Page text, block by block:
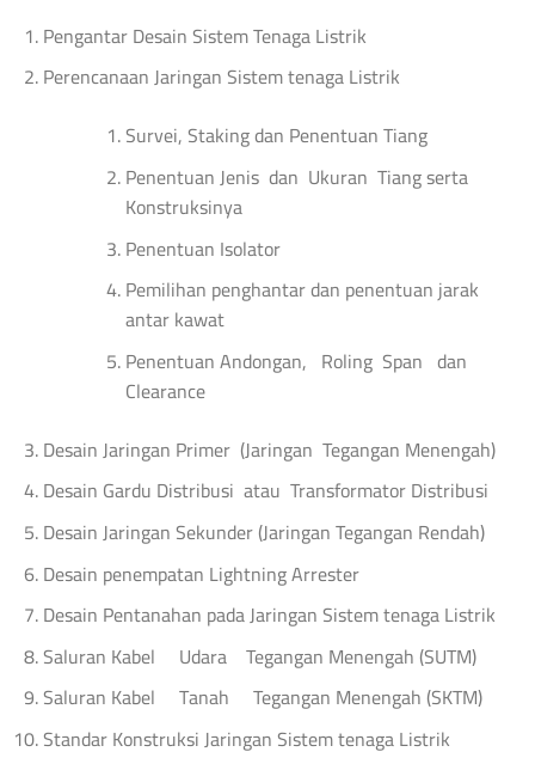
Pengantar Desain Sistem Tenaga Listrik
Perencanaan Jaringan Sistem tenaga Listrik
Survei, Staking dan Penentuan Tiang
Penentuan Jenis dan Ukuran Tiang serta
Konstruksinya
Penentuan Isolator
Pemilihan penghantar dan penentuan jarak
antar kawat
Penentuan Andongan, Roling Span dan
Clearance
Desain Jaringan Primer (Jaringan Tegangan Menengah)
Desain Gardu Distribusi atau Transformator Distribusi
Desain Jaringan Sekunder (Jaringan Tegangan Rendah)
Desain penempatan Lightning Arrester
Desain Pentanahan pada Jaringan Sistem tenaga Listrik
Saluran Kabel Udara Tegangan Menengah (SUTM)
Saluran Kabel Tanah Tegangan Menengah (SKTM)
Standar Konstruksi Jaringan Sistem tenaga Listrik